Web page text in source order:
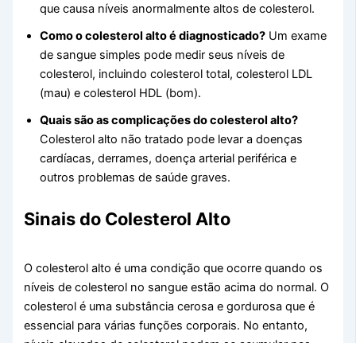
que causa níveis anormalmente altos de colesterol.
Como o colesterol alto é diagnosticado? Um exame
de sangue simples pode medir seus níveis de
colesterol, incluindo colesterol total, colesterol LDL
(mau) e colesterol HDL (bom).
Quais são as complicações do colesterol alto?
Colesterol alto não tratado pode levar a doenças
cardíacas, derrames, doença arterial periférica e
outros problemas de saúde graves.
Sinais do Colesterol Alto
O colesterol alto é uma condição que ocorre quando os
níveis de colesterol no sangue estão acima do normal. O
colesterol é uma substância cerosa e gordurosa que é
essencial para várias funções corporais. No entanto,